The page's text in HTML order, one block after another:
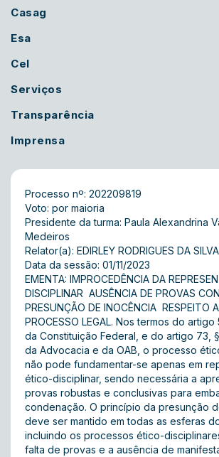
Casag
Esa
Cel
Serviços
Transparência
Imprensa
Processo nº: 202209819
Voto: por maioria
Presidente da turma: Paula Alexandrina
Medeiros
Relator(a): EDIRLEY RODRIGUES DA SILVA
Data da sessão: 01/11/2023
EMENTA: IMPROCEDÊNCIA DA
DISCIPLINAR  AUSÊNCIA DE PROVAS
PRESUNÇÃO DE INOCÊNCIA  RESPEITO
PROCESSO LEGAL. Nos termos do artigo
da Constituição Federal, e do artigo 73,
da Advocacia e da OAB, o processo
não pode fundamentar-se apenas em
ético-disciplinar, sendo necessária a
provas robustas e conclusivas para
condenação. O princípio da presunção
deve ser mantido em todas as esferas
incluindo os processos ético-
falta de provas e a ausência de